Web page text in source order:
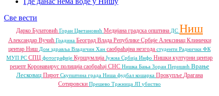
Све вести
Дарко Булатовић Горан Цветановић Медијана градска општина ДС Ниш
Александар Вучић Градина Београд Влада Републике Србије Алексинац Клинички
центар Ниш Дом здравља Владичин Хан саобраћајна незгода студенти Раднички ФК
МУП РС СПЦ фотографије Куршумлија Јужна Србија Инфо Нишки културни центар
рецепт Коронавирус полиција саобраћај СНС Нишка Бања Зоран Перишић Врање
Лесковац Пирот Скупштина града Ниша фудбал кошарка Прокупље Драгана
Сотировски Прешево Тржница ЈП убиство